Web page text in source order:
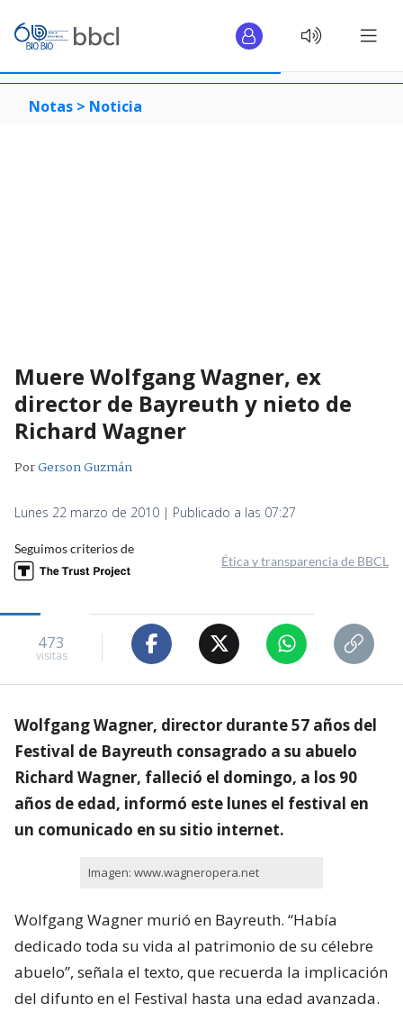
Notas > Noticia
Muere Wolfgang Wagner, ex
director de Bayreuth y nieto de
Richard Wagner
PorGerson Guzmán
Lunes 22 marzo de 2010 | Publicado a las 07:27
Seguimos criterios de
Ética y transparencia de BBCL
473
visitas
Wolfgang Wagner, director durante 57 años del
Festival de Bayreuth consagrado a su abuelo
Richard Wagner, falleció el domingo, a los 90
años de edad, informó este lunes el festival en
un comunicado en su sitio internet.
Imagen: www.wagneropera.net
Wolfgang Wagner murió en Bayreuth. “Había
dedicado toda su vida al patrimonio de su célebre
abuelo”, señala el texto, que recuerda la implicación
del difunto en el Festival hasta una edad avanzada.